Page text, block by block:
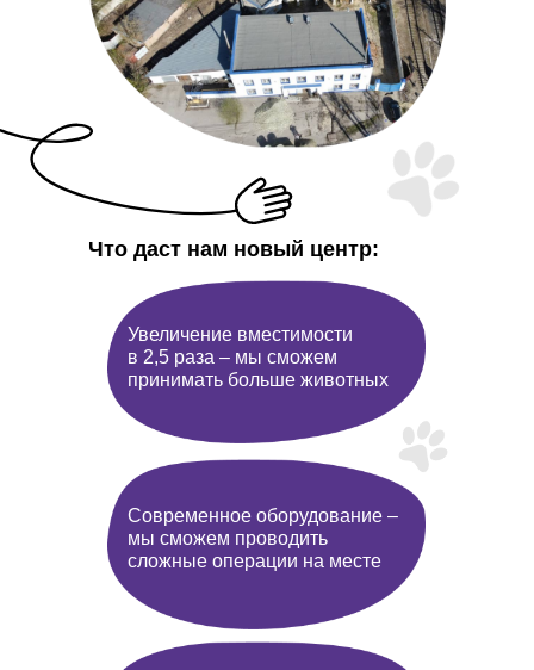
Что даст нам новый центр:
Современное оборудование –
мы сможем проводить
сложные операции на месте
Увеличение вместимости
в 2,5 раза – мы сможем
принимать больше животных